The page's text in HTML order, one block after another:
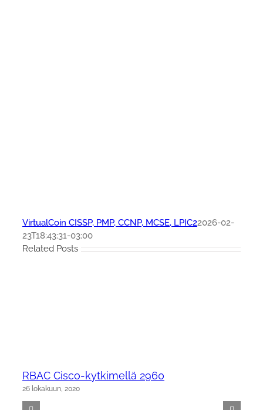
VirtualCoin CISSP, PMP, CCNP, MCSE, LPIC22026-02-
23T18:43:31-03:00
Related Posts
RBAC Cisco-kytkimellä 2960
26 lokakuun, 2020